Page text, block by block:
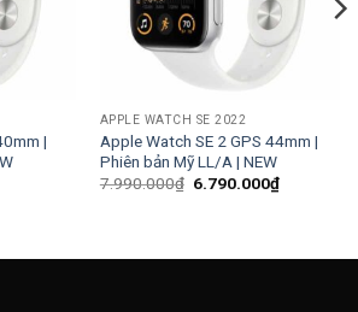
|
APPLE WATCH SE 2022
Apple Watch SE 2 GPS 44mm |
Phiên bản Mỹ LL/A | NEW
7.990.000₫ Giá
6.790.000₫Giá
hiện